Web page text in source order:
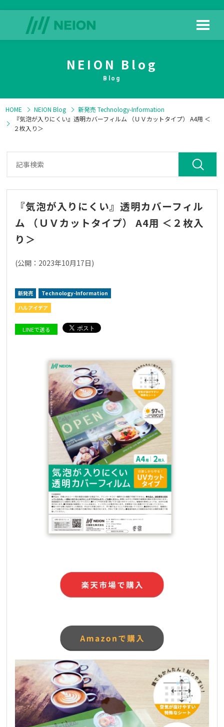
日榮新化の技術
ダウンロード 会社情報
採用情報
NEION Blog
Blog
HOME NEION Blog 新発売 Technology-Information
『気泡が入りにくい』透明カバーフィルム （ＵＶカットタイプ） A4用 ＜
２枚入り＞
『気泡が入りにくい』透明カバーフィル
ム （ＵＶカットタイプ） A4用 ＜２枚入
り＞
(公開：2023年10月17日)
新発売
Technology-Information
ハルアイデア
LINEで送る